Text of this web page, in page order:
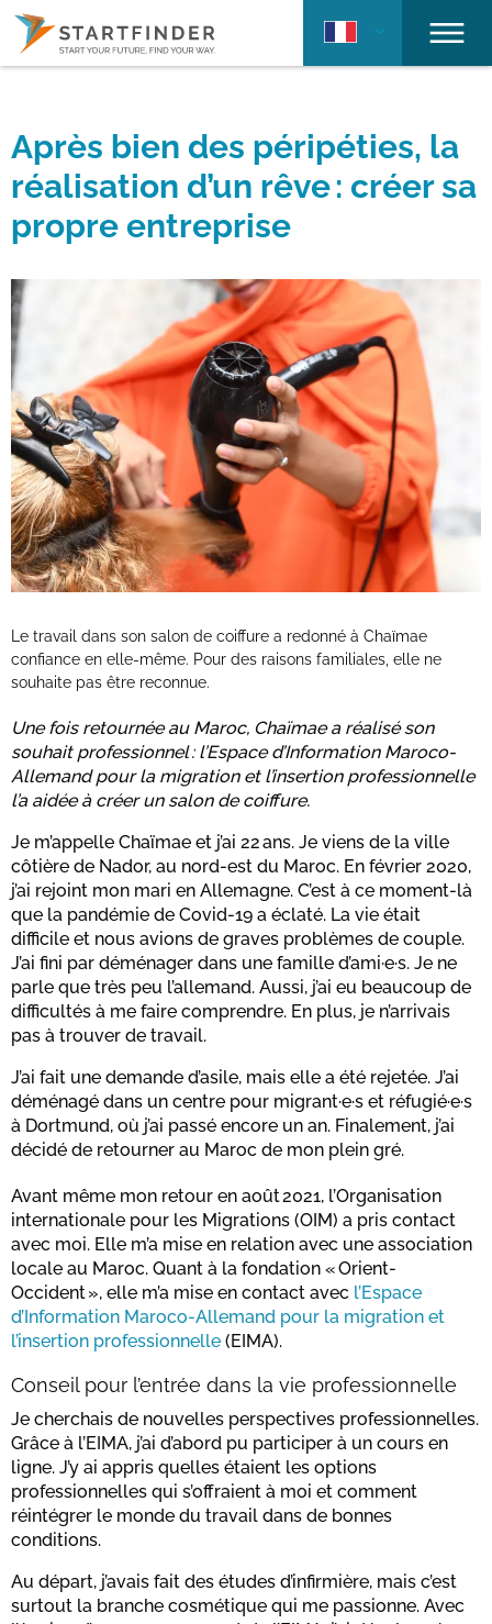
Après bien des péripéties, la
réalisation d’un rêve : créer sa
propre entreprise
Le travail dans son salon de coiffure a redonné à Chaïmae
confiance en elle-même. Pour des raisons familiales, elle ne
souhaite pas être reconnue.
Une fois retournée au Maroc, Chaïmae a réalisé son
souhait professionnel : l’Espace d’Information Maroco-
Allemand pour la migration et l’insertion professionnelle
l’a aidée à créer un salon de coiffure.
Je m’appelle Chaïmae et j’ai 22 ans. Je viens de la ville
côtière de Nador, au nord-est du Maroc. En février 2020,
j’ai rejoint mon mari en Allemagne. C’est à ce moment-là
que la pandémie de Covid-19 a éclaté. La vie était
difficile et nous avions de graves problèmes de couple.
J’ai fini par déménager dans une famille d’ami·e·s. Je ne
parle que très peu l’allemand. Aussi, j’ai eu beaucoup de
difficultés à me faire comprendre. En plus, je n’arrivais
pas à trouver de travail.
J’ai fait une demande d’asile, mais elle a été rejetée. J’ai
déménagé dans un centre pour migrant·e·s et réfugié·e·s
à Dortmund, où j’ai passé encore un an. Finalement, j’ai
décidé de retourner au Maroc de mon plein gré.
Avant même mon retour en août 2021, l’Organisation
internationale pour les Migrations (OIM) a pris contact
avec moi. Elle m’a mise en relation avec une association
locale au Maroc. Quant à la fondation « Orient-
Occident », elle m’a mise en contact avec l’Espace
d’Information Maroco-Allemand pour la migration et
l’insertion professionnelle (EIMA).
Conseil pour l’entrée dans la vie professionnelle
Je cherchais de nouvelles perspectives professionnelles.
Grâce à l’EIMA, j’ai d’abord pu participer à un cours en
ligne. J’y ai appris quelles étaient les options
professionnelles qui s’offraient à moi et comment
réintégrer le monde du travail dans de bonnes
conditions.
Au départ, j’avais fait des études d’infirmière, mais c’est
surtout la branche cosmétique qui me passionne. Avec